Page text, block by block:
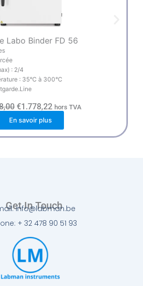
Labo Binder FD 56
: 2/4
: 35°C à 300°C
L
e
p
r
i
l
é
a
t
:
€
1
€1.778,22 L
e
r
i
e
s
t
7
hors TVA
En savoir plus
Get In Touch
info@labman.be
+ 32 478 90 51 93